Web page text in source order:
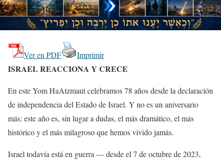
Ver en PDF Imprimir
ISRAEL REACCIONA Y CRECE
En este Yom HaAtzmaut celebramos 78 años desde la declaración
de independencia del Estado de Israel. Y no es un aniversario
más: este año es, sin lugar a dudas, el más dramático, el más
histórico y el más milagroso que hemos vivido jamás.
Israel todavía está en guerra — desde el 7 de octubre de 2023,